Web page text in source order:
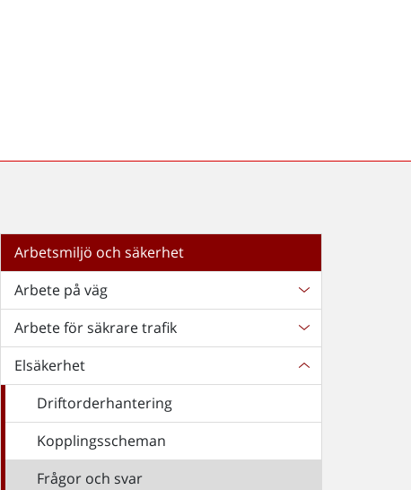
Arbetsmiljö och säkerhet
Arbete på väg
Arbete för säkrare trafik
Elsäkerhet
Driftorderhantering
Kopplingsscheman
Frågor och svar